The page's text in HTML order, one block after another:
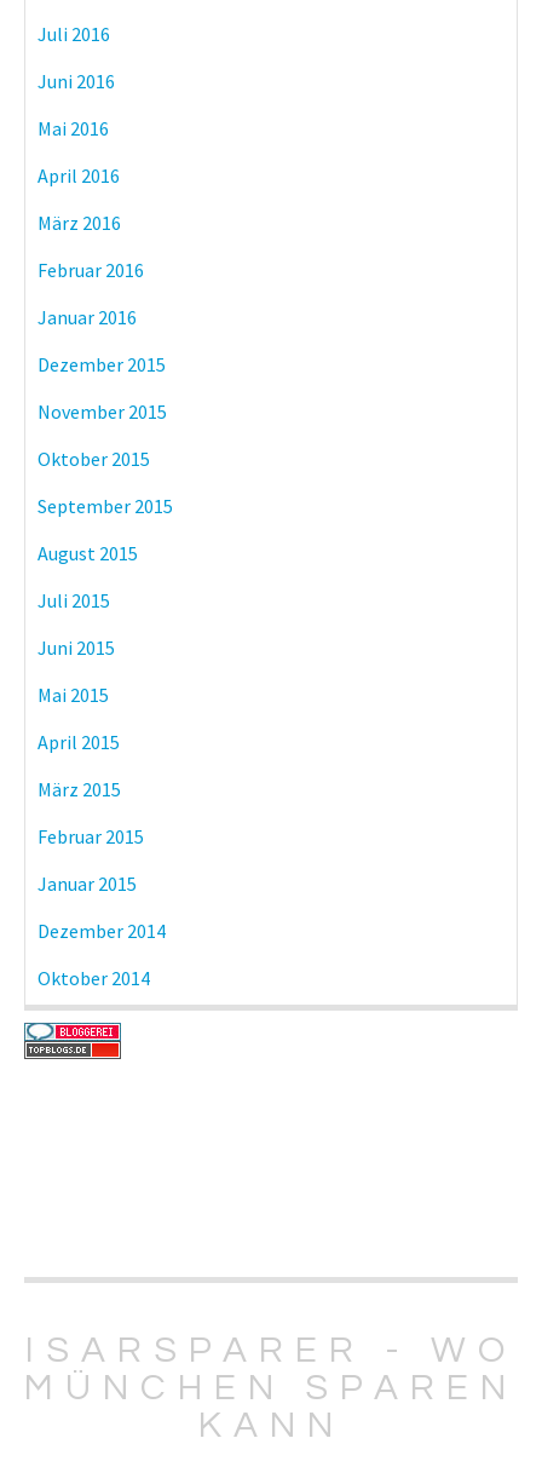
Juli 2016
Juni 2016
Mai 2016
April 2016
März 2016
Februar 2016
Januar 2016
Dezember 2015
November 2015
Oktober 2015
September 2015
August 2015
Juli 2015
Juni 2015
Mai 2015
April 2015
März 2015
Februar 2015
Januar 2015
Dezember 2014
Oktober 2014
ISARSPARER - WO
MÜNCHEN SPAREN
KANN